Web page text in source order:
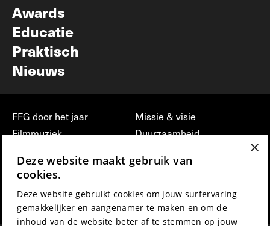
Awards
Educatie
Praktisch
Nieuws
FFG door het jaar
Filmmuziek
Press & Industry
Film Fest Friends
Missie & visie
Duurzaamheid
vrijwilligerswerk bij FFG
Privacy & Disclaimer
×
Deze website maakt gebruik van
cookies.
Deze website gebruikt cookies om jouw surfervaring
gemakkelijker en aangenamer te maken en om de
inhoud van de website beter af te stemmen op jouw